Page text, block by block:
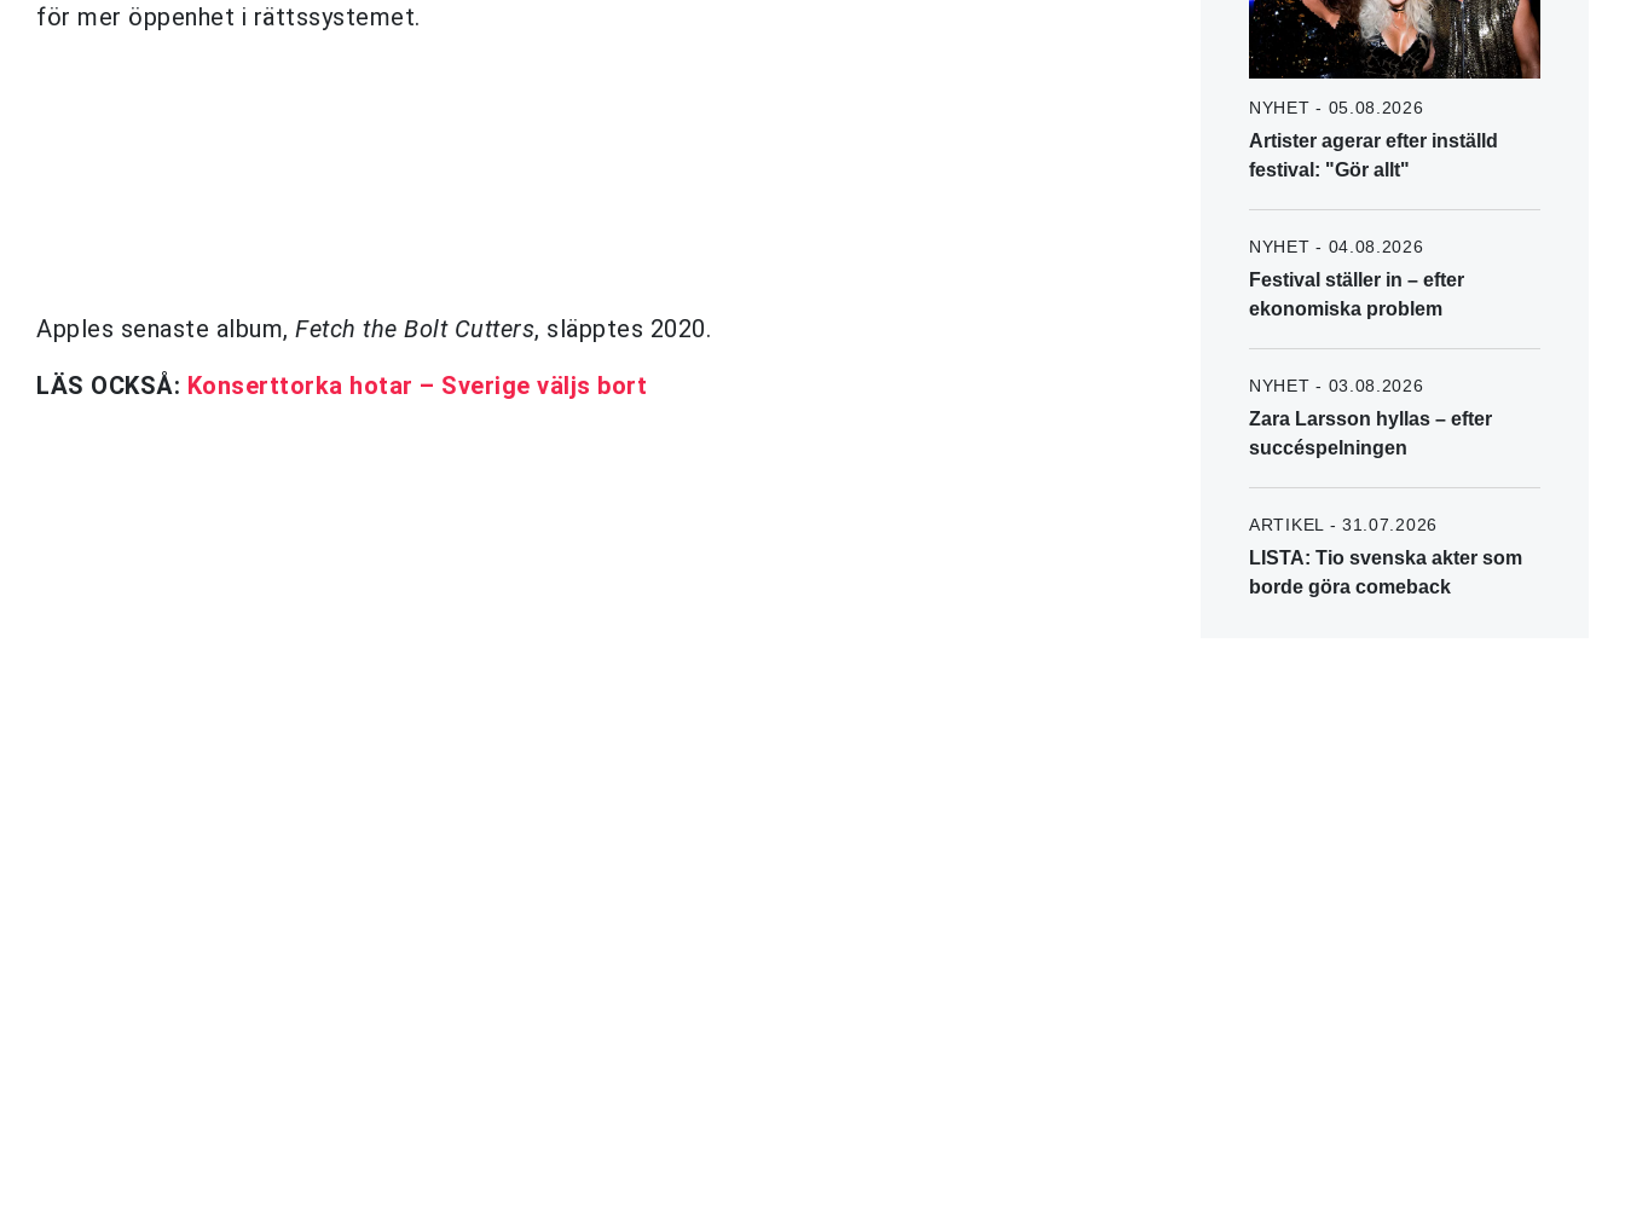
för mer öppenhet i rättssystemet.
Apples senaste album, Fetch the Bolt Cutters, släpptes 2020.
LÄS OCKSÅ: Konserttorka hotar – Sverige väljs bort
NYHET - 05.08.2026
Artister agerar efter inställd
festival: "Gör allt"
NYHET - 04.08.2026
Festival ställer in – efter
ekonomiska problem
NYHET - 03.08.2026
Zara Larsson hyllas – efter
succéspelningen
ARTIKEL - 31.07.2026
LISTA: Tio svenska akter som
borde göra comeback